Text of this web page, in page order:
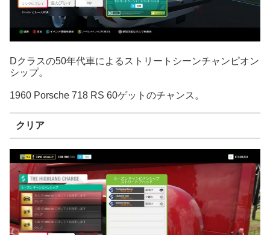
Dクラスの50年代車によるストリートシーンチャンピオン
シップ。
1960 Porsche 718 RS 60ゲットのチャンス。
クリア